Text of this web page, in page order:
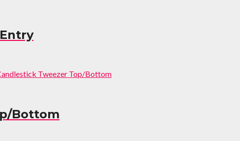
Bottom